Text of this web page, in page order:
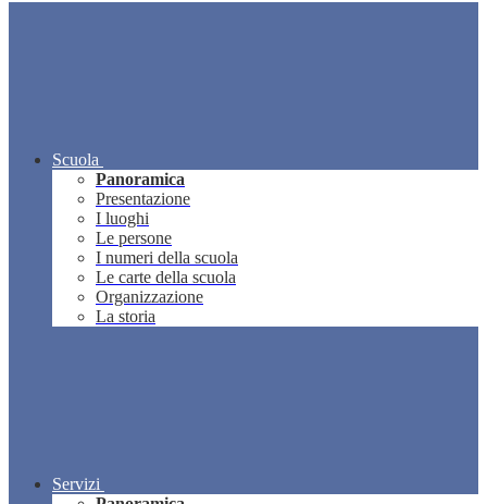
Scuola
Panoramica
Presentazione
I luoghi
Le persone
I numeri della scuola
Le carte della scuola
Organizzazione
La storia
Servizi